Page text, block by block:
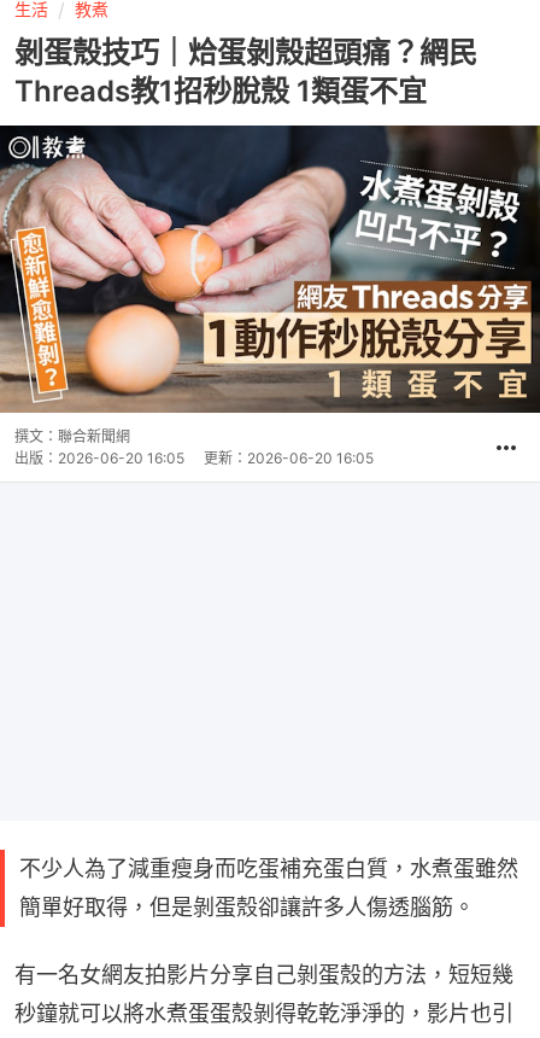
生活 教煮
剝蛋殼技巧｜烚蛋剝殼超頭痛？網民
Threads教1招秒脫殼 1類蛋不宜
撰文： 聯合新聞網
出版： 2026-06-20 16:05 更新： 2026-06-20 16:05
不少人為了減重瘦身而吃蛋補充蛋白質，水煮蛋雖然
簡單好取得，但是剝蛋殼卻讓許多人傷透腦筋。
有一名女網友拍影片分享自己剝蛋殼的方法，短短幾
秒鐘就可以將水煮蛋蛋殼剝得乾乾淨淨的，影片也引